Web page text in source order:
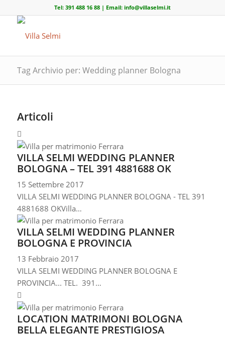
Tel: 391 488 16 88| Email: info@villaselmi.it
Tag Archivio per: Wedding planner Bologna
Articoli
VILLA SELMI WEDDING PLANNER
BOLOGNA – TEL 391 4881688 OK
15 Settembre 2017
VILLA SELMI WEDDING PLANNER BOLOGNA - TEL 391
4881688 OKVilla…
VILLA SELMI WEDDING PLANNER
BOLOGNA E PROVINCIA
13 Febbraio 2017
VILLA SELMI WEDDING PLANNER BOLOGNA E
PROVINCIA... TEL. 391…
LOCATION MATRIMONI BOLOGNA
BELLA ELEGANTE PRESTIGIOSA